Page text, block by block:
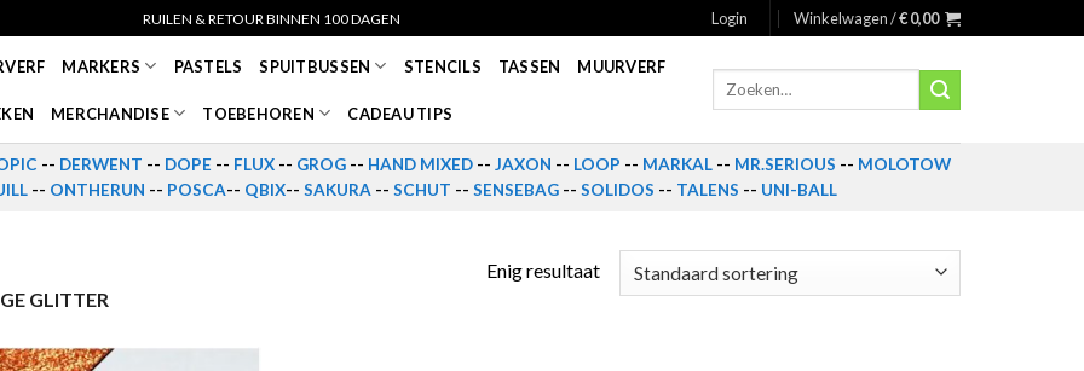
RUILEN & RETOUR BINNEN 100 DAGEN Login Winkelwagen /€0,00
MARKERS PASTELS SPUITBUSSEN STENCILS TASSEN MUURVERF
MERCHANDISE TOEBEHOREN CADEAU TIPS
Zoeken
-- DERWENT -- DOPE -- FLUX -- GROG -- HAND MIXED -- JAXON -- LOOP -- MARKAL -- MR.SERIOUS -- MOLOTOW
-- ONTHERUN -- POSCA-- QBIX-- SAKURA -- SCHUT -- SENSEBAG -- SOLIDOS -- TALENS -- UNI-BALL
GLITTER
Enig resultaat